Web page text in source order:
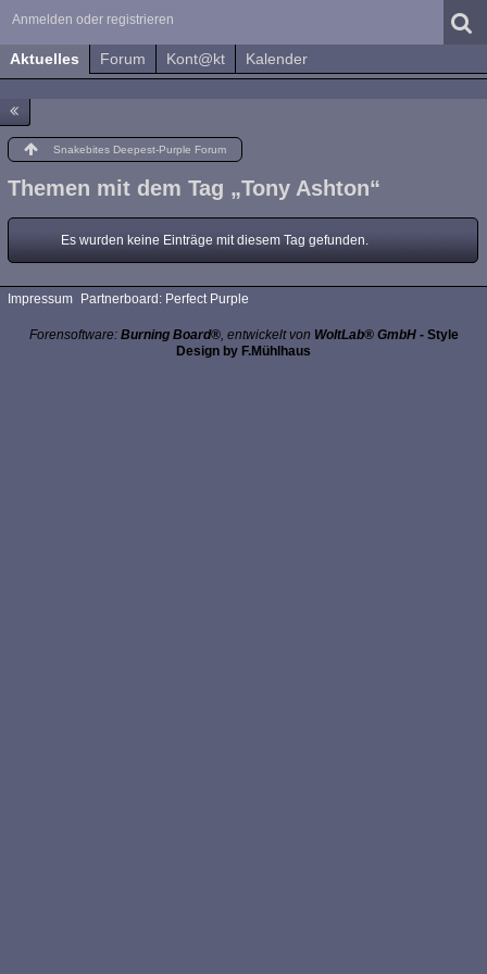
Anmelden oder registrieren
Aktuelles Forum Kont@kt Kalender
Snakebites Deepest-Purple Forum
Themen mit dem Tag „Tony Ashton“
Es wurden keine Einträge mit diesem Tag gefunden.
Impressum Partnerboard: Perfect Purple
Forensoftware: Burning Board®, entwickelt von WoltLab® GmbH